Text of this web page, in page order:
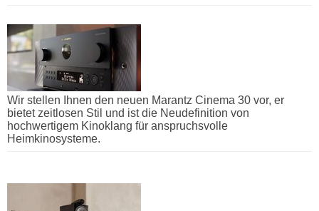
Wir stellen Ihnen den neuen Marantz Cinema 30 vor, er
bietet zeitlosen Stil und ist die Neudefinition von
hochwertigem Kinoklang für anspruchsvolle
Heimkinosysteme.